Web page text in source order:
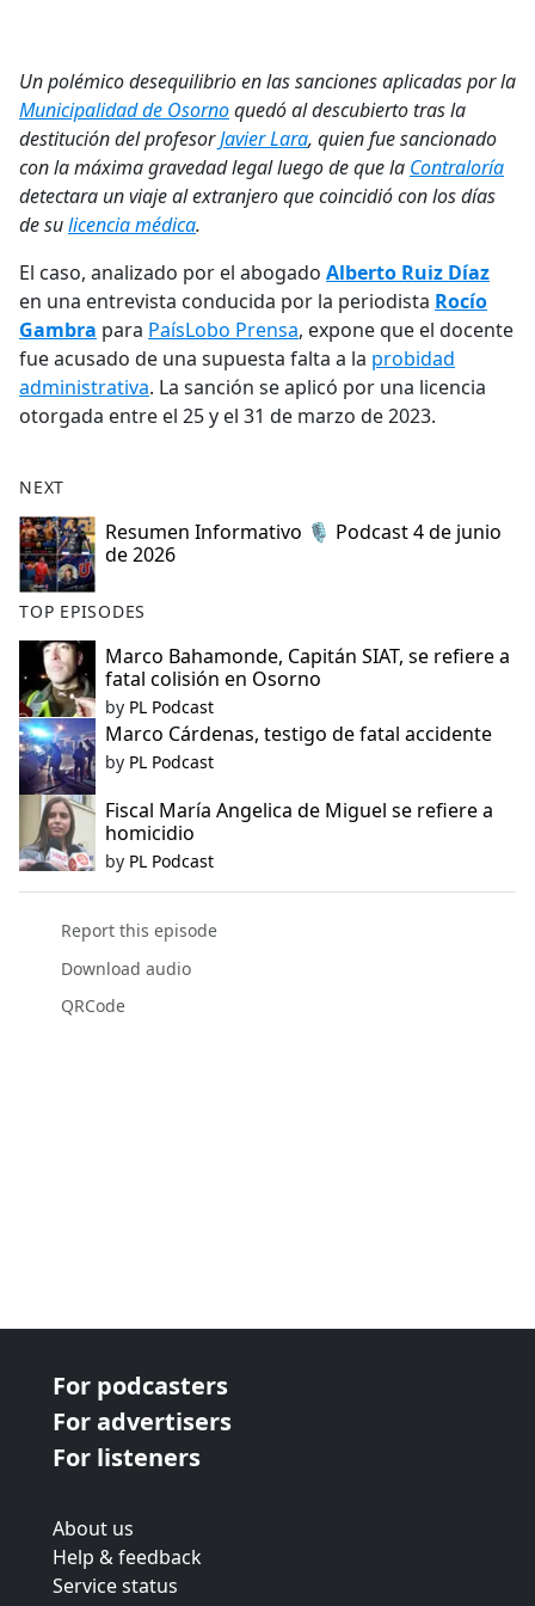
b
o
o
k
Un polémico desequilibrio en las sanciones aplicadas por la
Municipalidad de Osornoquedó al descubierto tras la
destitución del profesorJavier Lara, quien fue sancionado
con la máxima gravedad legal luego de que la Contraloría
detectara un viaje al extranjero que coincidió con los días
de sulicencia médica.
El caso, analizado por el abogado Alberto Ruiz Díaz
en una entrevista conducida por la periodista Rocío
Gambra para PaísLobo Prensa, expone que el docente
fue acusado de una supuesta falta a la probidad
administrativa. La sanción se aplicó por una licencia
otorgada entre el 25 y el 31 de marzo de 2023.
NEXT
Resumen Informativo 🎙️ Podcast 4 de junio
de 2026
TOP EPISODES
Marco Bahamonde, Capitán SIAT, se refiere a
fatal colisión en Osorno
by PL Podcast
Marco Cárdenas, testigo de fatal accidente
by PL Podcast
Fiscal María Angelica de Miguel se refiere a
homicidio
by PL Podcast
Report this episode
Download audio
QRCode
For podcasters
For advertisers
For listeners
About us
Help & feedback
Service status